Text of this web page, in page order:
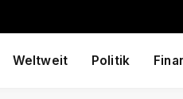
Weltweit Politik